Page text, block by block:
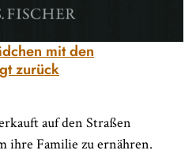
mit den
zurück
auf den Straßen
ihre Familie zu ernähren.